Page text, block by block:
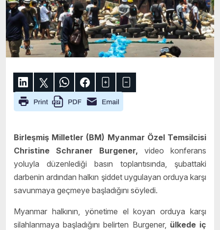
Birleşmiş Milletler (BM) Myanmar Özel Temsilcisi
Christine Schraner Burgener, video konferans
yoluyla düzenlediği basın toplantısında, şubattaki
darbenin ardından halkın şiddet uygulayan orduya karşı
savunmaya geçmeye başladığını söyledi.
Myanmar halkının, yönetime el koyan orduya karşı
silahlanmaya başladığını belirten Burgener, ülkede iç